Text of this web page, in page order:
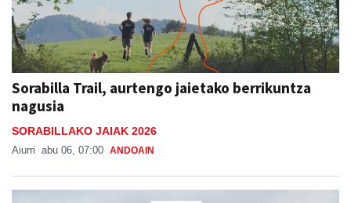
Sorabilla Trail, aurtengo jaietako berrikuntza
nagusia
SORABILLAKO JAIAK 2026
Aiurri abu 06, 07:00 ANDOAIN